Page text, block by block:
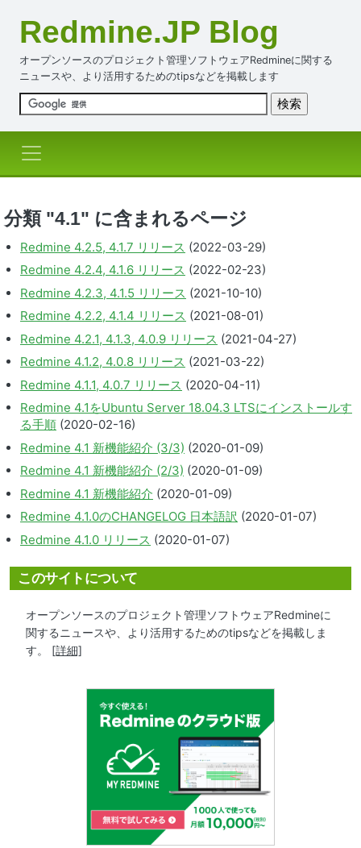
Redmine.JP Blog
オープンソースのプロジェクト管理ソフトウェアRedmineに関する
ニュースや、より活用するためのtipsなどを掲載します
分類 "4.1" に含まれるページ
Redmine 4.2.5, 4.1.7 リリース (2022-03-29)
Redmine 4.2.4, 4.1.6 リリース (2022-02-23)
Redmine 4.2.3, 4.1.5 リリース (2021-10-10)
Redmine 4.2.2, 4.1.4 リリース (2021-08-01)
Redmine 4.2.1, 4.1.3, 4.0.9 リリース (2021-04-27)
Redmine 4.1.2, 4.0.8 リリース (2021-03-22)
Redmine 4.1.1, 4.0.7 リリース (2020-04-11)
Redmine 4.1をUbuntu Server 18.04.3 LTSにインストールす
る手順 (2020-02-16)
Redmine 4.1 新機能紹介 (3/3) (2020-01-09)
Redmine 4.1 新機能紹介 (2/3) (2020-01-09)
Redmine 4.1 新機能紹介 (2020-01-09)
Redmine 4.1.0のCHANGELOG 日本語訳 (2020-01-07)
Redmine 4.1.0 リリース (2020-01-07)
このサイトについて
オープンソースのプロジェクト管理ソフトウェアRedmineに
関するニュースや、より活用するためのtipsなどを掲載しま
す。 [詳細]